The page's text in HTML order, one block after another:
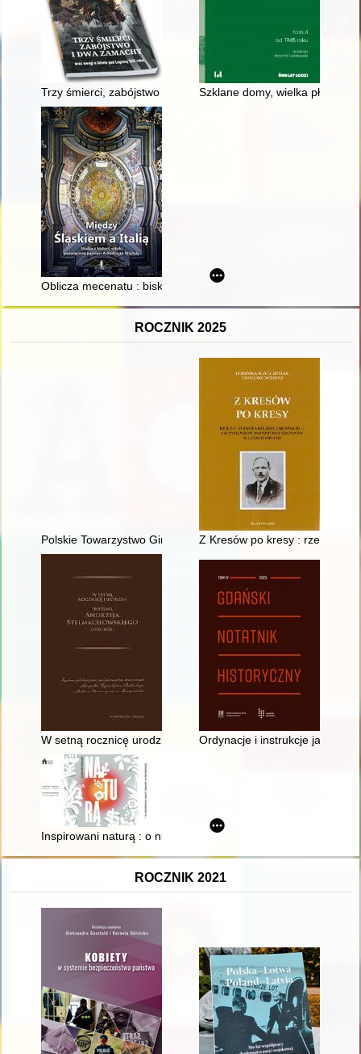
Trzy śmierci, zabójstwo i dwa zamachy oraz uwagi o bitwie
Szklane domy, wielka płyta i
Oblicza mecenatu : biskup Franciszek Ludwik von der Pfalz-
ROCZNIK 2025
Polskie Towarzystwo Gimnastyczne "Sokół" : Rymanów 1907-
Z Kresów po kresy : rzecz o
W setną rocznicę urodzin Profesora Andrzeja
Ordynacje i instrukcje jako
Inspirowani naturą : o niezwykłej mocy zabawy w przyrodzie :
ROCZNIK 2021